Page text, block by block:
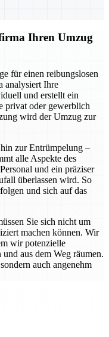
Ihren Umzug
für einen reibungslosen
analysiert Ihre
und erstellt ein
privat oder gewerblich
wird der Umzug zur
zur Entrümpelung –
alle Aspekte des
und ein präziser
überlassen wird. So
und sich auf das
Sie sich nicht um
machen können. Wir
wir potenzielle
aus dem Weg räumen.
auch angenehm